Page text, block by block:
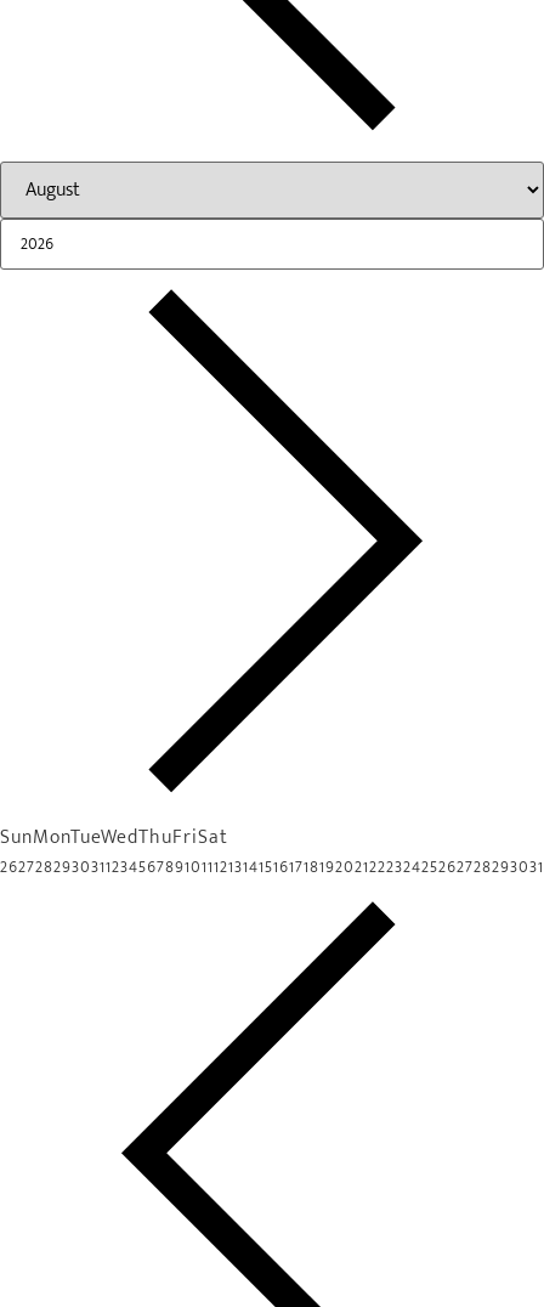
SunMonTueWedThuFriSat
26272829303112345678910111213141516171819202122232425262728293031